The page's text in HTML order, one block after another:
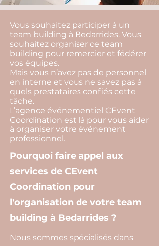
Vous souhaitez participer à un
team building à Bedarrides. Vous
souhaitez organiser ce team
building pour remercier et fédérer
vos équipes.
Mais vous n’avez pas de personnel
en interne et vous ne savez pas à
quels prestataires confiés cette
tâche.
L’agence événementiel CEvent
Coordination est là pour vous aider
à organiser votre événement
professionnel.
Pourquoi faire appel aux
services de CEvent
Coordination pour
l'organisation de votre team
building à Bedarrides ?
Nous sommes spécialisés dans